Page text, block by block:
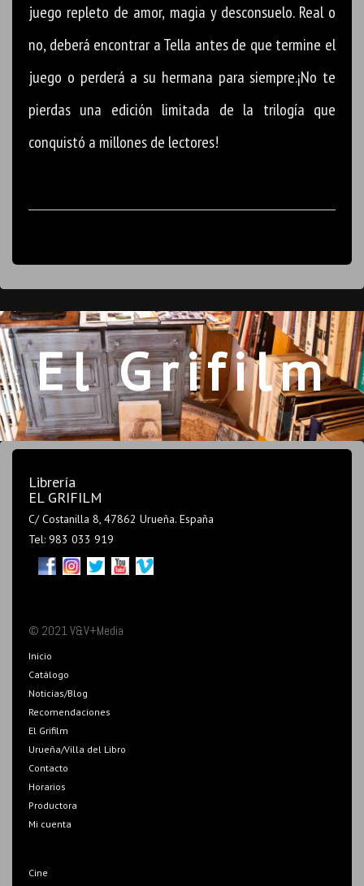
juego repleto de amor, magia y desconsuelo. Real o
no, deberá encontrar a Tella antes de que termine el
juego o perderá a su hermana para siempre.¡No te
pierdas una edición limitada de la trilogía que
conquistó a millones de lectores!
El Grifilm
Librería
EL GRIFILM
C/ Costanilla 8, 47862 Urueña. España
Tel: 983 033 919
© 2021 V&V+Media
Inicio
Catálogo
Noticias/Blog
Recomendaciones
El Grifilm
Urueña/Villa del Libro
Contacto
Horarios
Productora
Mi cuenta
Cine